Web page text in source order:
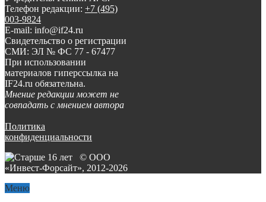
Телефон редакции: +7 (495)
003-9824
E-mail: info@if24.ru
Свидетельство о регистрации
СМИ: ЭЛ № ФС 77 - 67477
При использовании
материалов гиперссылка на
IF24.ru обязательна.
Мнение редакции может не
совпадать с мнением автора
Политика
конфиденциальности
© ООО
«Инвест-Форсайт», 2012-2026
Меню